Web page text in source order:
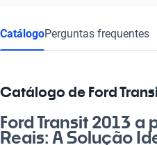
CatálogoPerguntas frequentes
Catálogo de Ford
Ford Transit 2013 a
Reais: A Solução